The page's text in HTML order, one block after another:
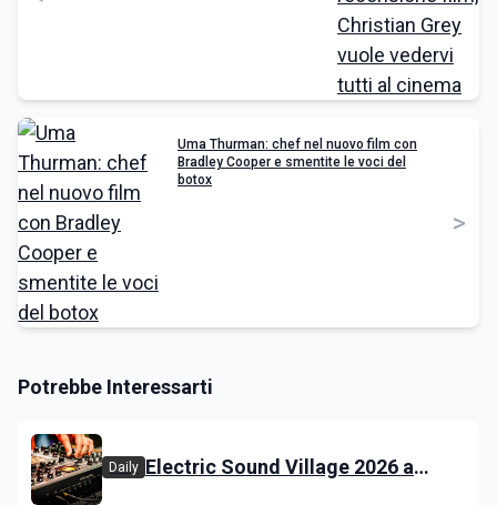
Uma Thurman: chef nel nuovo film con
Bradley Cooper e smentite le voci del
botox
>
Potrebbe Interessarti
Daily Electric Sound Village 2026 a